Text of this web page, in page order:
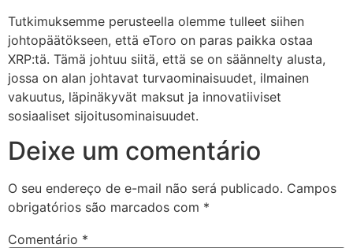
Tutkimuksemme perusteella olemme tulleet siihen
johtopäätökseen, että eToro on paras paikka ostaa
XRP:tä. Tämä johtuu siitä, että se on säännelty alusta,
jossa on alan johtavat turvaominaisuudet, ilmainen
vakuutus, läpinäkyvät maksut ja innovatiiviset
sosiaaliset sijoitusominaisuudet.
Deixe um comentário
O seu endereço de e-mail não será publicado. Campos
obrigatórios são marcados com *
Comentário *